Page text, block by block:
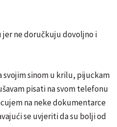
jer ne doručkuju dovoljno i
svojim sinom u krilu, pijuckam
pisati na svom telefonu
na neke dokumentarce
se uvjeriti da su bolji od